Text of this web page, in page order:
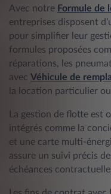
Avec notre Formule de
entreprises disposent
pour simplifier leur
formules proposées
réparations, les
avec Véhicule de
la location particulier
La gestion de flotte est
intégrés comme la
et une carte multi-
assure un suivi précis
échéances